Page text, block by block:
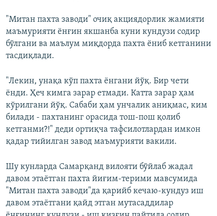
"Митан пахта заводи" очиқ акциядорлик жамияти
маъмурияти ёнғин якшанба куни кундузи содир
бўлгани ва маълум миқдорда пахта ёниб кетганини
тасдиқлади.
"Лекин, унақа кўп пахта ёнгани йўқ. Бир чети
ёнди. Ҳеч кимга зарар етмади. Катта зарар ҳам
кўрилгани йўқ. Сабаби ҳам унчалик аниқмас, ким
билади - пахтанинг орасида тош-пош қолиб
кетганми?!" деди ортиқча тафсилотлардан имкон
қадар тийилган завод маъмурияти вакили.
Шу кунларда Самарқанд вилояти бўйлаб жадал
давом этаётган пахта йиғим-терими мавсумида
"Митан пахта заводи"да қарийб кечаю-кундуз иш
давом этаётгани қайд этган мутасаддилар